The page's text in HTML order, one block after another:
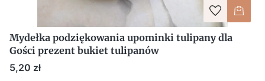
Mydełka podziękowania upominki tulipany dla
Gości prezent bukiet tulipanów
Cena
5,20 zł